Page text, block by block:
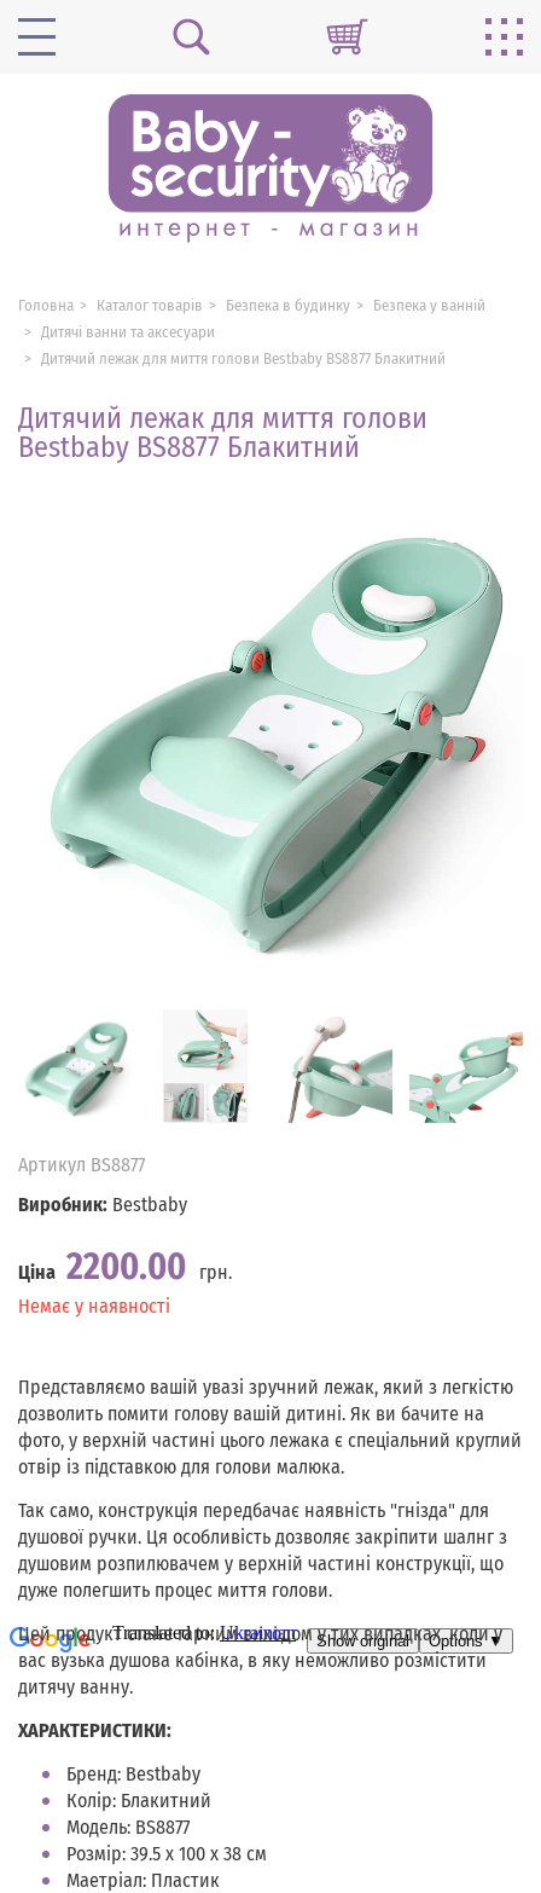
Головна Каталог товарів Безпека в будинку
Безпека у ванній
Дитячі ванни та аксесуари
Дитячий лежак для миття голови Bestbaby BS8877 Блакитний
Дитячий лежак для миття голови
Bestbaby BS8877 Блакитний
Артикул BS8877
Виробник: Bestbaby
Ціна 2200.00
грн.
Наявність
Немає у наявності
Представляємо вашій увазі зручний лежак, який з легкістю
дозволить помити голову вашій дитині. Як ви бачите на
фото, у верхній частині цього лежака є спеціальний круглий
отвір із підставкою для голови малюка.
Так само, конструкція передбачає наявність "гнізда" для
душової ручки. Ця особливість дозволяє закріпити шалнг з
душовим розпилювачем у верхній частині конструкції, що
дуже полегшить процес миття голови.
Цей продукт стане гарним виходом у тих випадках, коли у
вас вузька душова кабінка, в яку неможливо розмістити
дитячу ванну.
ХАРАКТЕРИСТИКИ:
Бренд: Bestbaby
Колір: Блакитний
Модель: BS8877
Розмір: 39.5 х 100 х 38 см
Маетріал: Пластик